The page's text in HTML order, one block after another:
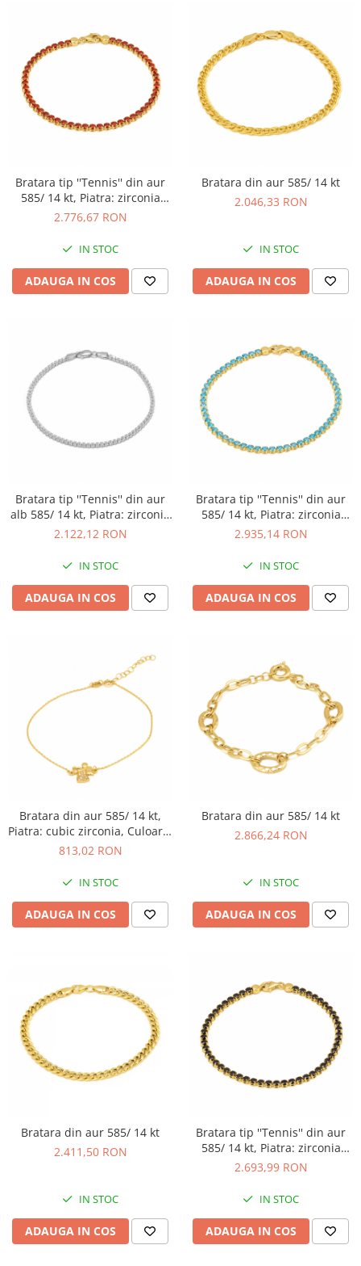
Bratara tip ''Tennis'' din aur
585/ 14 kt, Piatra: zirconia
fatetata, Culoare: rosu
2.776,67 RON
IN STOC
ADAUGA IN COS
Bratara din aur 585/ 14 kt
2.046,33 RON
IN STOC
ADAUGA IN COS
Bratara tip ''Tennis'' din aur
alb 585/ 14 kt, Piatra: zirconia
fatetata, Culoare: transparent
2.122,12 RON
IN STOC
ADAUGA IN COS
Bratara tip ''Tennis'' din aur
585/ 14 kt, Piatra: zirconia
fatetata, Culoare: albastra
2.935,14 RON
IN STOC
ADAUGA IN COS
Bratara din aur 585/ 14 kt,
Piatra: cubic zirconia, Culoare:
transparenta
813,02 RON
IN STOC
ADAUGA IN COS
Bratara din aur 585/ 14 kt
2.866,24 RON
IN STOC
ADAUGA IN COS
Bratara din aur 585/ 14 kt
2.411,50 RON
IN STOC
ADAUGA IN COS
Bratara tip ''Tennis'' din aur
585/ 14 kt, Piatra: zirconia
fatetata, Culoare: negru
2.693,99 RON
IN STOC
ADAUGA IN COS